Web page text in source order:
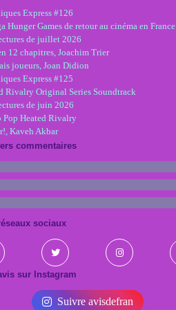
Express #126
Hunger Games de retour au cinéma en France
de juillet 2026
12 chapitres, Joachim Trier
joueurs, Joan Didion
Express #125
Rivalry Original Series Soundtrack
de juin 2026
Pop Heated Rivalry
Kaveh Akbar
commentaires
sociaux
sur Instagram
Suivre avisdefran